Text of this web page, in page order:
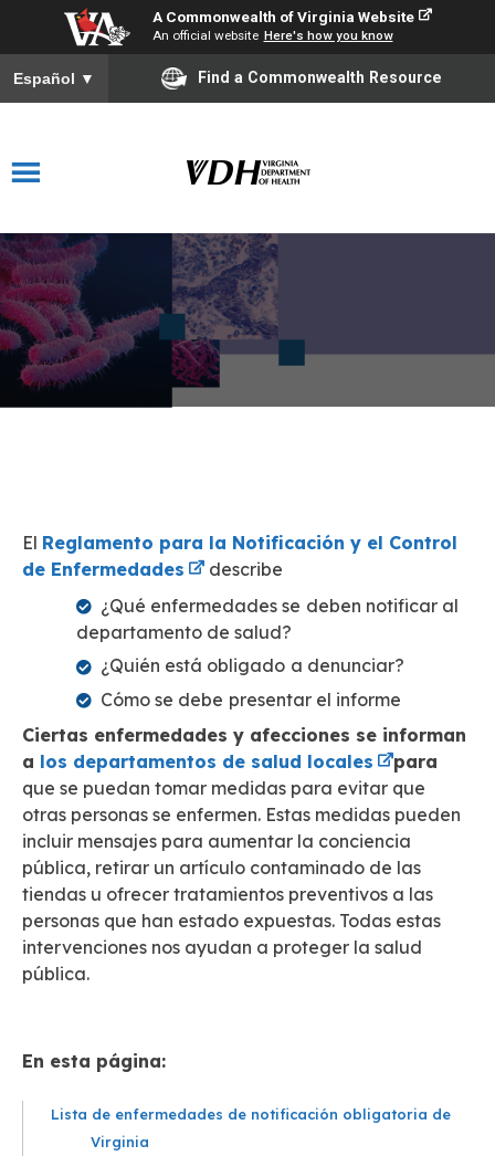
A Commonwealth of Virginia Website
An official website Here's how you know
Español ▼ Find a Commonwealth Resource
El Reglamento para la Notificación y el Control
de Enfermedades
describe
¿Qué enfermedades se deben notificar al
departamento de salud?
¿Quién está obligado a denunciar?
Cómo se debe presentar el informe
Ciertas enfermedades y afecciones se informan
a los departamentos de salud locales
para
que se puedan tomar medidas para evitar que
otras personas se enfermen. Estas medidas pueden
incluir mensajes para aumentar la conciencia
pública, retirar un artículo contaminado de las
tiendas u ofrecer tratamientos preventivos a las
personas que han estado expuestas. Todas estas
intervenciones nos ayudan a proteger la salud
pública.
En esta página:
Lista de enfermedades de notificación obligatoria de
Virginia